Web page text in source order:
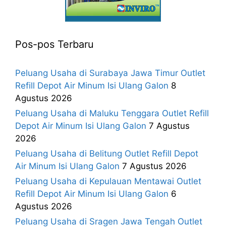
Pos-pos Terbaru
Peluang Usaha di Surabaya Jawa Timur Outlet
Refill Depot Air Minum Isi Ulang Galon 8
Agustus 2026
Peluang Usaha di Maluku Tenggara Outlet Refill
Depot Air Minum Isi Ulang Galon 7 Agustus
2026
Peluang Usaha di Belitung Outlet Refill Depot
Air Minum Isi Ulang Galon 7 Agustus 2026
Peluang Usaha di Kepulauan Mentawai Outlet
Refill Depot Air Minum Isi Ulang Galon 6
Agustus 2026
Peluang Usaha di Sragen Jawa Tengah Outlet